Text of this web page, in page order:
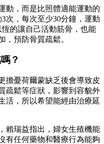
動，而是比照體適能運動的
次，每次至少30分鐘，運動
的讓自己活動筋骨，也能
，預防骨質疏鬆。
？
擔憂荷爾蒙缺乏後會導致皮
疏鬆等症狀，影響到容貌外
活，所以希望能經由治療延
賴瑞益指出，婦女生殖機能
有任何藥物和醫療行為能夠